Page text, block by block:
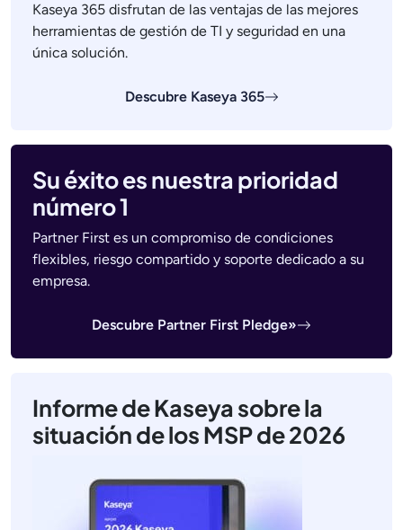
Kaseya 365 disfrutan de las ventajas de las mejores
herramientas de gestión de TI y seguridad en una
única solución.
Descubre Kaseya 365
Su éxito es nuestra prioridad
número 1
Partner First es un compromiso de condiciones
flexibles, riesgo compartido y soporte dedicado a su
empresa.
Descubre Partner First Pledge»
Informe de Kaseya sobre la
situación de los MSP de 2026